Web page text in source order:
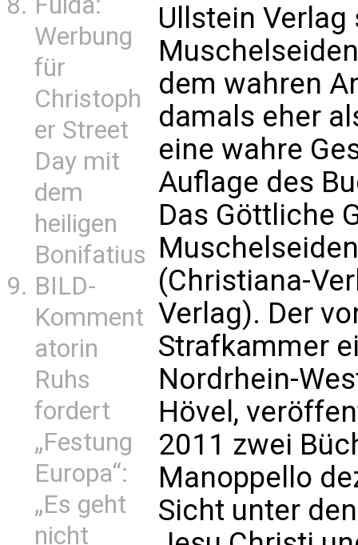
Werbung
für
Christoph
er Street
Day mit
dem
heiligen
Bonifatius
BILD-
Komment
atorin
Ruhs
fordert
„Festung
Europa“:
„Es geht
nicht
Ullstein Verlag
dem wahren
damals eher
eine wahre
Auflage des
Das Göttliche
(Christiana-
Verlag). Der
Strafkammer
Nordrhein-
Hövel,
2011 zwei
Manoppello
Sicht unter